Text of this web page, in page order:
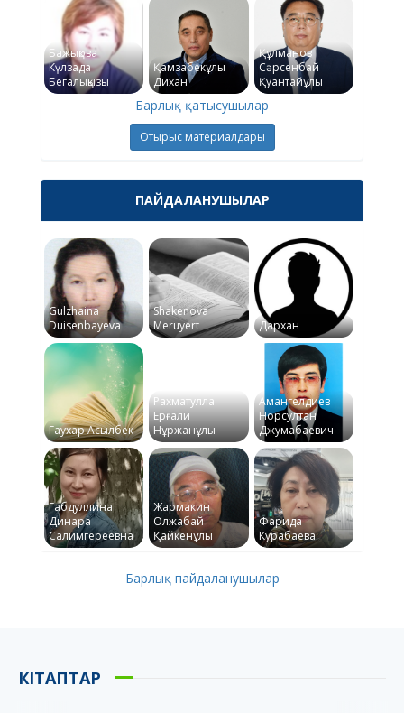
Бажықова
Күлзада
Бегалықызы
Қамзабекұлы
Дихан
Құлманов
Сәрсенбай
Қуантайұлы
Барлық қатысушылар
Отырыс материалдары
ПАЙДАЛАНУШЫЛАР
Gulzhaina
Duisenbayeva
Shakenova
Meruyert
Дархан
Гаухар Асылбек
Рахматулла
Ерғали
Нұржанұлы
Амангелдиев
Норсултан
Джумабаевич
Габдуллина
Динара
Салимгереевна
Жармакин
Олжабай
Қайкенұлы
Фарида
Курабаева
Барлық пайдаланушылар
КІТАПТАР